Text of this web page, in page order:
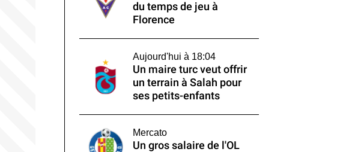
du temps de jeu à
Florence
Aujourd'hui à 18:04
Un maire turc veut offrir
un terrain à Salah pour
ses petits-enfants
Mercato
Un gros salaire de l'OL